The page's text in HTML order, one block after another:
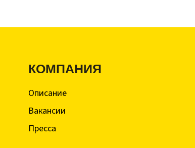
КОМПАНИЯ
Описание
Вакансии
Пресса